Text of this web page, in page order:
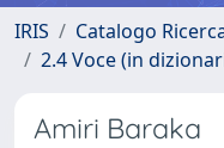
IRIS Catalogo
2.4 Voce (in
Amiri Baraka